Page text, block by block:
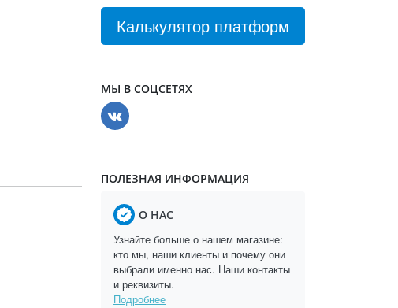
Калькулятор платформ
МЫ В СОЦСЕТЯХ
ПОЛЕЗНАЯ ИНФОРМАЦИЯ
О НАС
Узнайте больше о нашем магазине:
кто мы, наши клиенты и почему они
выбрали именно нас. Наши контакты
и реквизиты.
Подробнее